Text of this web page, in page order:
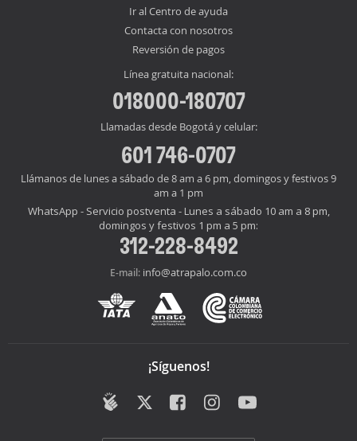
Ir al Centro de ayuda
Contacta con nosotros
Reversión de pagos
Línea gratuita nacional:
018000-180707
Llamadas desde Bogotá y celular:
601 746-0707
Llámanos de lunes a sábado de 8 am a 6 pm, domingos y festivos 9
am a 1 pm
WhatsApp - Servicio postventa - Lunes a sábado 10 am a 8 pm,
domingos y festivos 1 pm a 5 pm:
312-228-8492
E-mail: info@atrapalo.com.co
¡Síguenos!